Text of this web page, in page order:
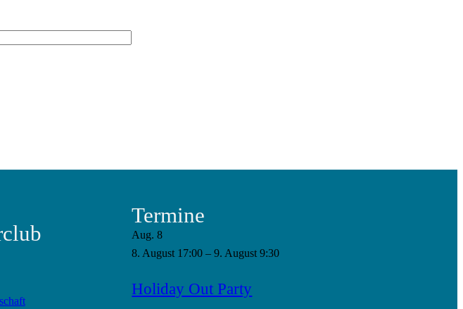
Termine
Aug.8
8. August 17:00 –9. August 9:30
Holiday Out Party